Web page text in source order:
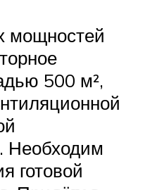
мощностей
500 м²,
Необходим
готовой